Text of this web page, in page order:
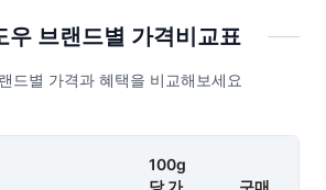
우 브랜드별 가격비교표
드별 가격과 혜택을 비교해보세요
100g
당 가
구매